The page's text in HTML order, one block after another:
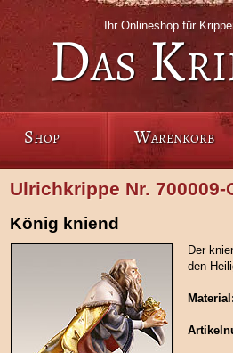
Ihr Onlineshop für
Das
Shop Warenkorb
Ulrichkrippe Nr.
König kniend
Der
den